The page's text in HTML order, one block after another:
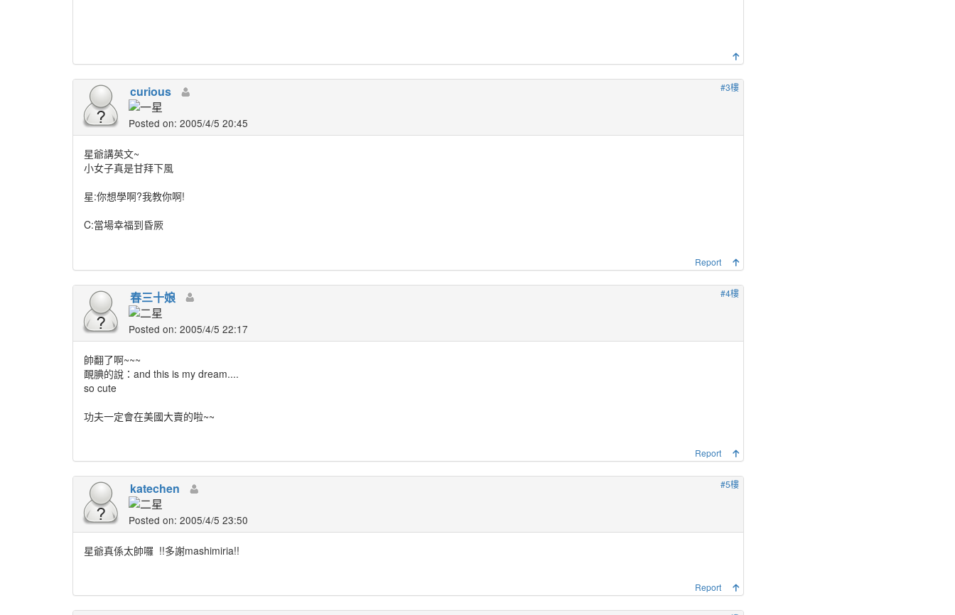
#3樓
curious
Posted on: 2005/4/5 20:45
星爺講英文~
小女子真是甘拜下風
星:你想學啊?我教你啊!
C:當場幸福到昏厥
Report
#4樓
春三十娘
Posted on: 2005/4/5 22:17
帥翻了啊~~~
靦腆的說：and this is my dream....
so cute
功夫一定會在美國大賣的啦~~
Report
#5樓
katechen
Posted on: 2005/4/5 23:50
星爺真係太帥囉 !!多謝mashimiria!!
Report